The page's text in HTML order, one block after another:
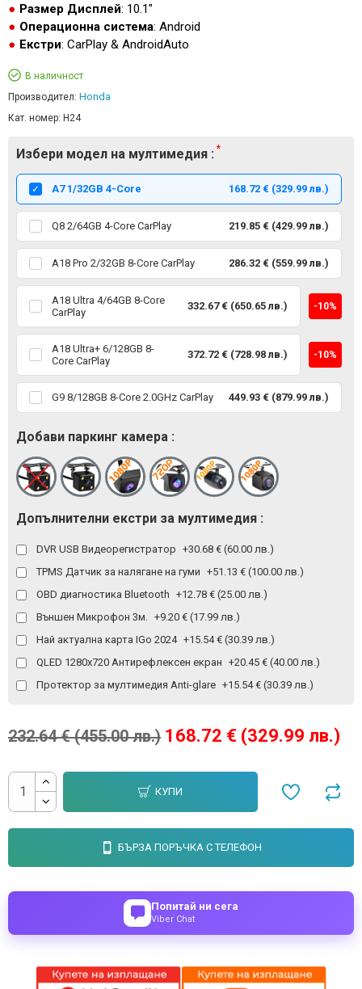
Размер Дисплей: 10.1"
Операционна система: Android
Екстри: CarPlay & AndroidAuto
В наличност
Производител: Honda
Кат. номер: H24
168.72 € (329.99 лв.)
232.64 € (455.00 лв.)
Избери модел на мултимедия :
А7 1/32GB 4-Core 168.72 € (329.99 лв.)
Q8 2/64GB 4-Core CarPlay 219.85 € (429.99 лв.)
A18 Pro 2/32GB 8-Core CarPlay 286.32 € (559.99 лв.)
A18 Ultra 4/64GB 8-Core
CarPlay
332.67 € (650.65 лв.) -10%
A18 Ultra+ 6/128GB 8-
Core CarPlay
372.72 € (728.98 лв.) -10%
G9 8/128GB 8-Core 2.0GHz CarPlay 449.93 € (879.99 лв.)
Добави паркинг камера :
Допълнителни екстри за мултимедия :
DVR USB Видеорегистратор +30.68 € (60.00 лв.)
TPMS Датчик за налягане на гуми +51.13 € (100.00 лв.)
OBD диагностика Bluetooth +12.78 € (25.00 лв.)
Външен Микрофон 3м.
+9.20 € (17.99 лв.)
Най актуална карта IGo 2024 +15.54 € (30.39 лв.)
QLED 1280x720 Антирефлексен екран +20.45 € (40.00 лв.)
Протектор за мултимедия Anti-glare +15.54 € (30.39 лв.)
КУПИ
БЪРЗА ПОРЪЧКА С ТЕЛЕФОН
Попитай ни сега
Viber Chat